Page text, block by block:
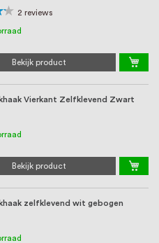
2 reviews
Bekijk product
Vierkant Zelfklevend Zwart
Bekijk product
zelfklevend wit gebogen